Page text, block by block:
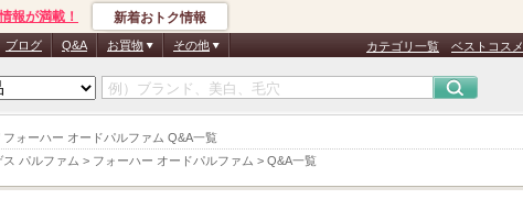
ォーハー オードパルファム Q&A一覧
パルファム > フォーハー オードパルファム > Q&A一覧
報が満載！ 新着おトク情報
ブログ Q&A お買物 その他 カテゴリ一覧 ベストコスメ